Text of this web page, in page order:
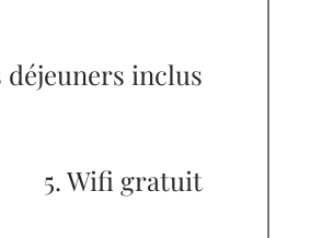
déjeuners inclus
5. Wifi gratuit